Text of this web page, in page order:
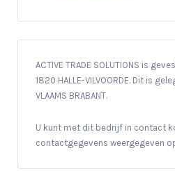
ACTIVE TRADE SOLUTIONS is
1820 HALLE-VILVOORDE. Dit is
VLAAMS BRABANT.
U kunt met dit bedrijf in contact
contactgegevens weergegeven